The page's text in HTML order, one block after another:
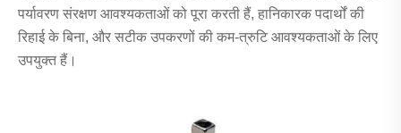
पर्यावरण संरक्षण आवश्यकताओं को पूरा करती हैं, हानिकारक पदार्थों की
रिहाई के बिना, और सटीक उपकरणों की कम-त्रुटि आवश्यकताओं के लिए
उपयुक्त हैं।